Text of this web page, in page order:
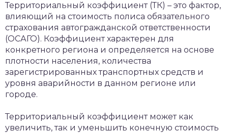
Территориальный коэффициент (ТК) – это фактор,
влияющий на стоимость полиса обязательного
страхования автогражданской ответственности
(ОСАГО). Коэффициент характерен для
конкретного региона и определяется на основе
плотности населения, количества
зарегистрированных транспортных средств и
уровня аварийности в данном регионе или
городе.
Территориальный коэффициент может как
увеличить, так и уменьшить конечную стоимость